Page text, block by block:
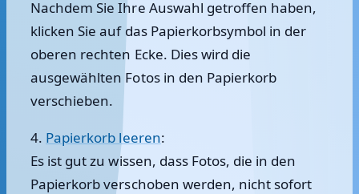
Nachdem Sie Ihre Auswahl getroffen haben,
klicken Sie auf das Papierkorbsymbol in der
oberen rechten Ecke. Dies wird die
ausgewählten Fotos in den Papierkorb
verschieben.
4. Papierkorb leeren:
Es ist gut zu wissen, dass Fotos, die in den
Papierkorb verschoben werden, nicht sofort